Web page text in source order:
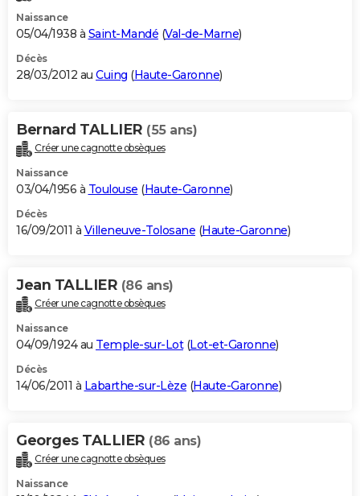
Naissance
05/04/1938 à Saint-Mandé (Val-de-Marne)
Décès
28/03/2012 au Cuing (Haute-Garonne)
Bernard TALLIER (55 ans)
Créer une cagnotte obsèques
Naissance
03/04/1956 à Toulouse (Haute-Garonne)
Décès
16/09/2011 à Villeneuve-Tolosane (Haute-Garonne)
Jean TALLIER (86 ans)
Créer une cagnotte obsèques
Naissance
04/09/1924 au Temple-sur-Lot(Lot-et-Garonne)
Décès
14/06/2011 à Labarthe-sur-Lèze (Haute-Garonne)
Georges TALLIER (86 ans)
Créer une cagnotte obsèques
Naissance